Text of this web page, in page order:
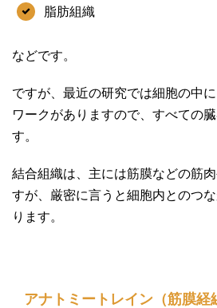
脂肪組織
などです。
ですが、最近の研究では細胞の中
ワークがありますので、すべての
す。
結合組織は、主には筋膜などの筋
すが、厳密に言うと細胞内とのつ
ります。
アナトミートレイン（筋膜経